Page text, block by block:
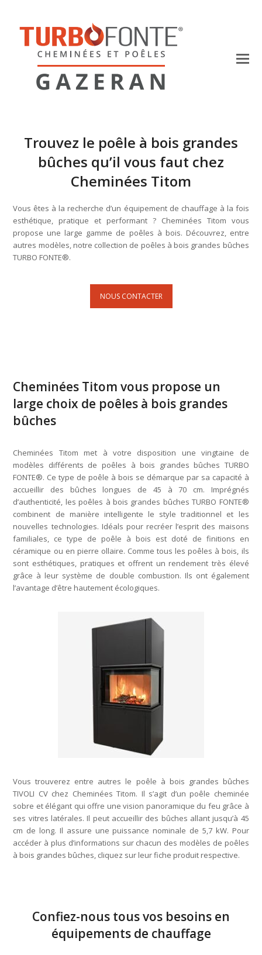
Trouvez le poêle à bois grandes
bûches qu’il vous faut chez
Cheminées Titom
Vous êtes à la recherche d’un équipement de chauffage à la fois
esthétique, pratique et performant ? Cheminées Titom vous
propose une large gamme de poêles à bois. Découvrez, entre
autres modèles, notre collection de poêles à bois grandes bûches
TURBO FONTE®.
NOUS CONTACTER
Cheminées Titom vous propose un
large choix de poêles à bois grandes
bûches
Cheminées Titom met à votre disposition une vingtaine de
modèles différents de poêles à bois grandes bûches TURBO
FONTE®. Ce type de poêle à bois se démarque par sa capacité à
accueillir des bûches longues de 45 à 70 cm. Imprégnés
d’authenticité, les poêles à bois grandes bûches TURBO FONTE®
combinent de manière intelligente le style traditionnel et les
nouvelles technologies. Idéals pour recréer l’esprit des maisons
familiales, ce type de poêle à bois est doté de finitions en
céramique ou en pierre ollaire. Comme tous les poêles à bois, ils
sont esthétiques, pratiques et offrent un rendement très élevé
grâce à leur système de double combustion. Ils ont également
l’avantage d’être hautement écologiques.
Vous trouverez entre autres le poêle à bois grandes bûches
TIVOLI CV chez Cheminées Titom. Il s’agit d’un poêle cheminée
sobre et élégant qui offre une vision panoramique du feu grâce à
ses vitres latérales. Il peut accueillir des bûches allant jusqu’à 45
cm de long. Il assure une puissance nominale de 5,7 kW. Pour
accéder à plus d’informations sur chacun des modèles de poêles
à bois grandes bûches, cliquez sur leur fiche produit respective.
Confiez-nous tous vos besoins en
équipements de chauffage